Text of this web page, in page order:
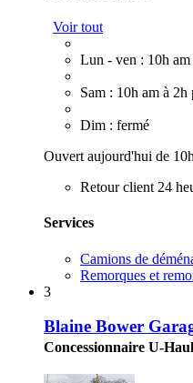
Voir tout
Lun - ven : 10h am
Sam : 10h am à 2h
Dim : fermé
Ouvert aujourd'hui de
Retour client 24
Services
Camions de
Remorques et
3
Blaine Bower
Concessionnaire U-